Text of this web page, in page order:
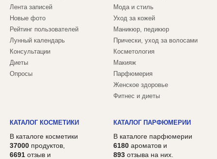
Лента записей
Новые фото
Рейтинг пользователей
Лунный календарь
Консультации
Диеты
Опросы
Мода и стиль
Уход за кожей
Маникюр, педикюр
Прически, уход за волосами
Косметология
Макияж
Парфюмерия
Женское здоровье
Фитнес и диеты
КАТАЛОГ КОСМЕТИКИ
В каталоге косметики
37000 продуктов,
6691 отзыв и
КАТАЛОГ ПАРФЮМЕРИИ
В каталоге парфюмерии
6180 ароматов и
893 отзыва на них.